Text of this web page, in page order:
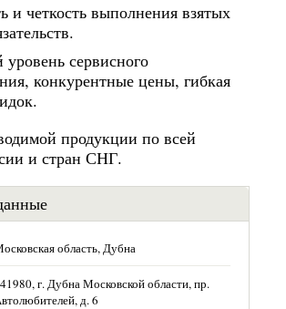
и четкость выполнения взятых
сервисного
конкурентные цены, гибкая
продукции по всей
и стран СНГ.
область, Дубна
г. Дубна Московской области, пр.
д. 6